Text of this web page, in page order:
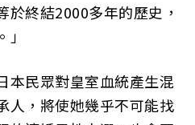
於終結2000多年的歷史，
本民眾對皇室血統產生混
人，將使她幾乎不可能找